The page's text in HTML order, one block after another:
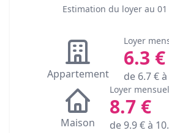
Estimation du loyer au
Appartement
Loyer
6.3 €
de 6.7€ à
Maison
Loyer
8.7 €
de9.9€ à